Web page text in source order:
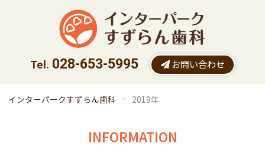
028-653-5995 お問い合わせ
インターパークすずらん歯科 2019年
INFORMATION